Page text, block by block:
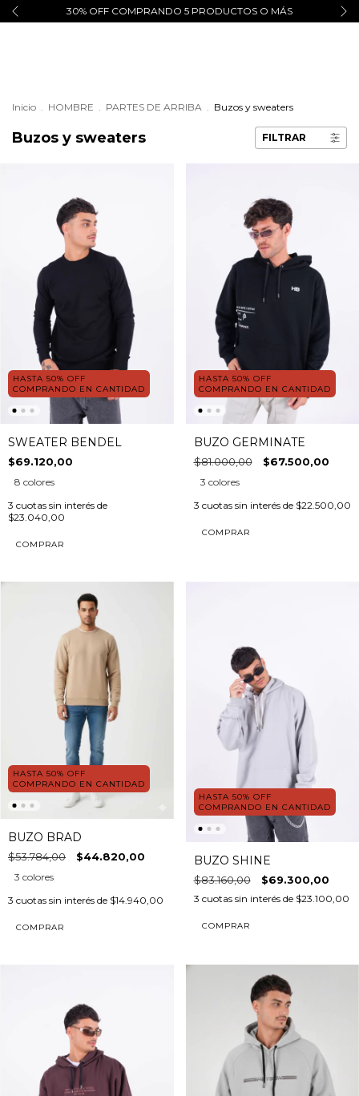
30% OFF COMPRANDO 5 PRODUCTOS O MÁS
Inicio . HOMBRE . PARTES DE ARRIBA . Buzos y sweaters
Buzos y sweaters FILTRAR
HASTA 50% OFF
COMPRANDO EN CANTIDAD
SWEATER BENDEL
$69.120,00
8 colores
3 cuotas sin interés de
$23.040,00
COMPRAR
HASTA 50% OFF
COMPRANDO EN CANTIDAD
BUZO GERMINATE
$81.000,00 $67.500,00
3 colores
3 cuotas sin interés de $22.500,00
COMPRAR
HASTA 50% OFF
COMPRANDO EN CANTIDAD
BUZO BRAD
$53.784,00 $44.820,00
3 colores
3 cuotas sin interés de $14.940,00
COMPRAR
HASTA 50% OFF
COMPRANDO EN CANTIDAD
BUZO SHINE
$83.160,00 $69.300,00
3 cuotas sin interés de $23.100,00
COMPRAR